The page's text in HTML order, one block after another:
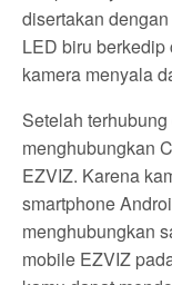
disertakan
LED biru
kamera menyala
Setelah
menghubungkan
EZVIZ. Karena
smartphone
menghubungkan
mobile EZVIZ